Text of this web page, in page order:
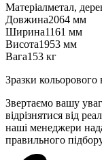
Матеріалметал,
Довжина2064 мм
Ширина1161 мм
Висота1953 мм
Вага153 кг
Зразки кольорового
Звертаємо вашу
відрізнятися від
наші менеджери
правильного